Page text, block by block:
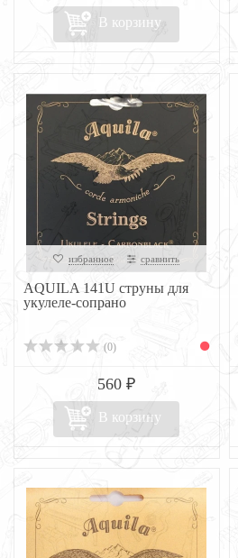
В корзину
избранное сравнить
AQUILA 141U струны для
укулеле-сопрано
(0)
560 ₽
В корзину